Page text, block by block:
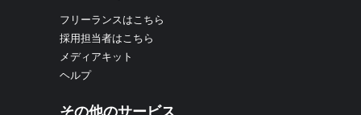
フリーランスはこちら
採用担当者はこちら
メディアキット
ヘルプ
その他のサービス